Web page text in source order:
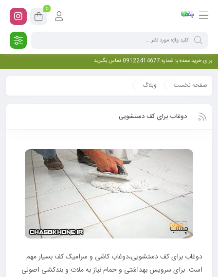
0
برای خرید عمده با شماره 09122414677 تماس بگیرید
صفحه نخست وبلاگ
دوغاب برای کف دستشویی
دوغاب برای کف دستشویی،دوغاب کاشی و سرامیک کف بسیار مهم
است. برای سرویس بهداشتی و حمام نیاز به ملات و بندکشی اصولی